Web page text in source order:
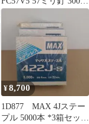
×30巻
¥8,700
1D877 MAX 4Jステー
プル 5000本 *3箱セッ